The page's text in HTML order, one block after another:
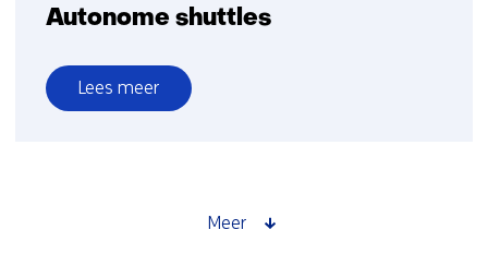
Autonome shuttles
Lees meer
over
Meer